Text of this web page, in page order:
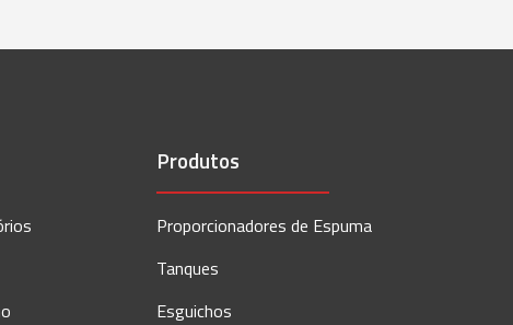
Produtos
Proporcionadores de Espuma
Tanques
Esguichos